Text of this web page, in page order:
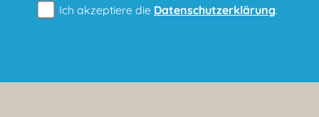
Ich akzeptiere die Datenschutzerklärung.